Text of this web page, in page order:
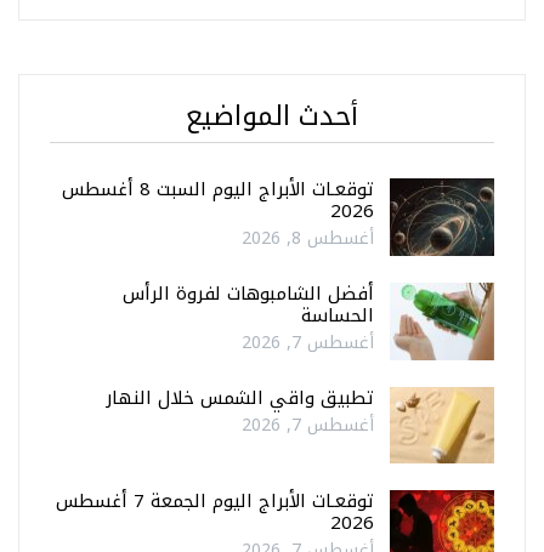
أحدث المواضيع
توقعـات الأبراج اليوم السبت 8 أغسطس
2026
أغسطس 8, 2026
أفضل الشامبوهات لفروة الرأس
الحساسة
أغسطس 7, 2026
تطبيق واقي الشمس خلال النهار
أغسطس 7, 2026
توقعـات الأبراج اليوم الجمعة 7 أغسطس
2026